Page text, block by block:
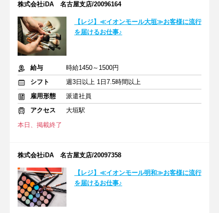
株式会社iDA 名古屋支店/20096164
【レジ】≪イオンモール大垣≫お客様に流行
を届けるお仕事♪
給与
時給1450～1500円
シフト
週3日以上 1日7.5時間以上
雇用形態
派遣社員
アクセス
大垣駅
本日、掲載終了
株式会社iDA 名古屋支店/20097358
【レジ】≪イオンモール明和≫お客様に流行
を届けるお仕事♪